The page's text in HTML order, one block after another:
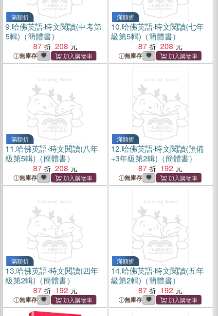
滿額折
9.哈佛英語‧時文閱讀(中考第
5輯)（簡體書）
87
208
無庫存
滿額折
10.哈佛英語‧時文閱讀(七年
級第5輯)（簡體書）
87
208
無庫存
滿額折
11.哈佛英語‧時文閱讀(八年
級第5輯)（簡體書）
87
208
無庫存
滿額折
12.哈佛英語‧時文閱讀(預備
+3年級第2輯)（簡體書）
87
192
無庫存
滿額折
13.哈佛英語‧時文閱讀(四年
級第2輯)（簡體書）
87
192
無庫存
滿額折
14.哈佛英語‧時文閱讀(五年
級第2輯)（簡體書）
87
192
無庫存